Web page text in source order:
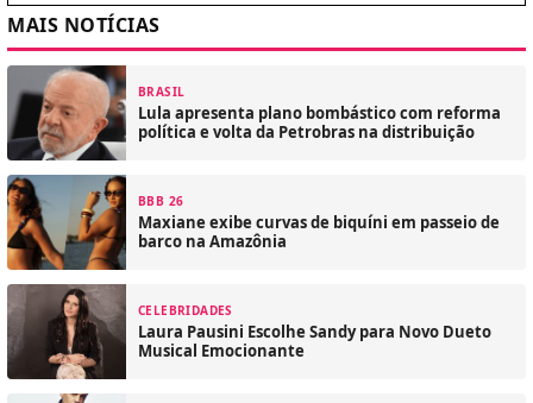
MAIS NOTÍCIAS
BRASIL
Lula apresenta plano bombástico com reforma
política e volta da Petrobras na distribuição
BBB 26
Maxiane exibe curvas de biquíni em passeio de
barco na Amazônia
CELEBRIDADES
Laura Pausini Escolhe Sandy para Novo Dueto
Musical Emocionante